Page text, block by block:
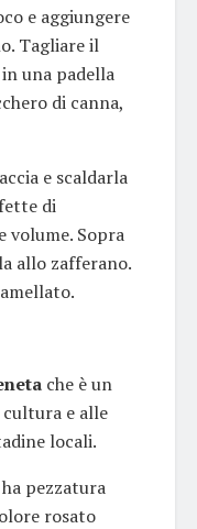
e aggiungere
Tagliare il
una padella
di canna,
e scaldarla
di
volume. Sopra
allo zafferano.
che è un
e alle
locali.
pezzatura
rosato